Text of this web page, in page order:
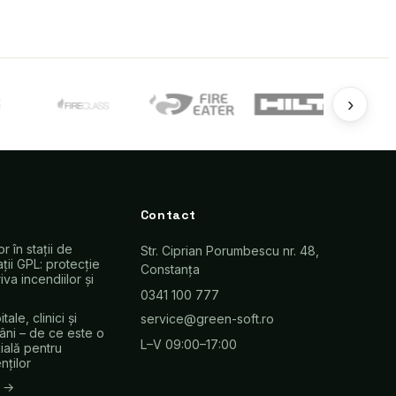
›
în stații de
GPL: protecție
incendiilor și
clinici și
– de ce este o
pentru
→
Contact
Str. Ciprian Porumbescu nr. 48,
Constanța
0341 100 777
service@green-soft.ro
L–V 09:00–17:00